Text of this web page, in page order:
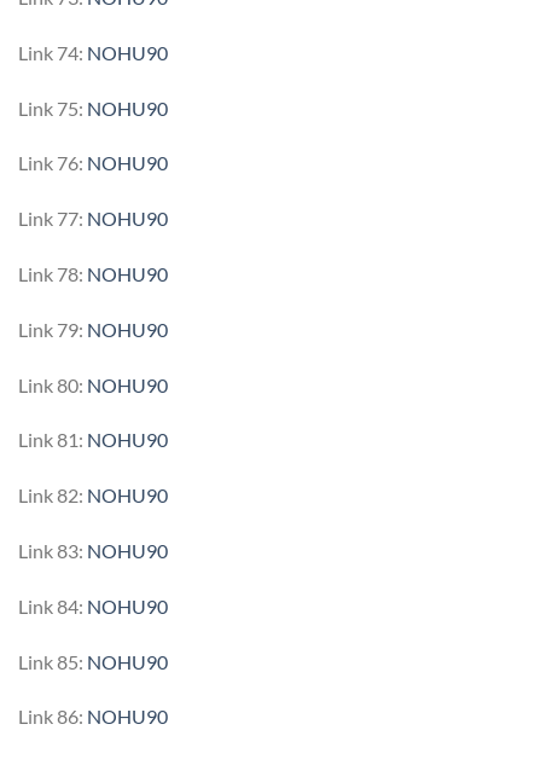
Link 74: NOHU90
Link 75: NOHU90
Link 76: NOHU90
Link 77: NOHU90
Link 78: NOHU90
Link 79: NOHU90
Link 80: NOHU90
Link 81: NOHU90
Link 82: NOHU90
Link 83: NOHU90
Link 84: NOHU90
Link 85: NOHU90
Link 86: NOHU90